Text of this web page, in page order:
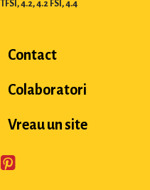
4.2, 4.2 FSI, 4.4
Contact
Colaboratori
Vreau un site